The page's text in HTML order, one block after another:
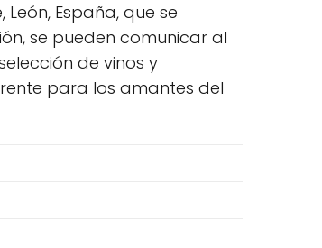
España, que se
se pueden comunicar al
de vinos y
para los amantes del